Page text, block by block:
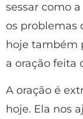
sessar como
os problemas
hoje também
a oração feita
A oração é
hoje. Ela nos